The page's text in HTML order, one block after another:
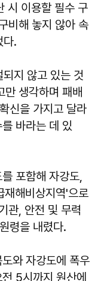
시 이용할 필수 구
비해 놓지 않아 속
다.
지 않고 있는 것
만 생각하며 패배
신을 가지고 달라
바라는 데 있
포함해 자강도,
재해비상지역'으로
관, 안전 및 무력
령을 내렸다.
와 자강도에 폭우
5시까지 원산에